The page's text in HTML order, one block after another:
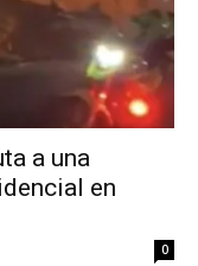
a una
en
0